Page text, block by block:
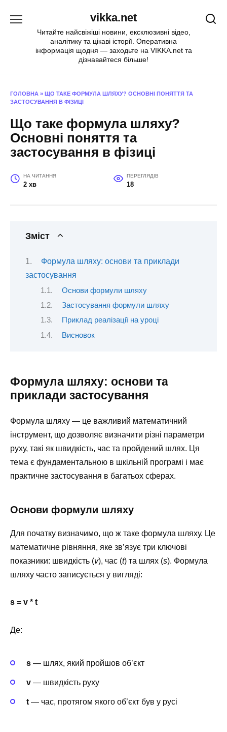
vikka.net
Читайте найсвіжіші новини, ексклюзивні відео,
аналітику та цікаві історії. Оперативна
інформація щодня — заходьте на VIKKA.net та
дізнавайтеся більше!
ГОЛОВНА » ЩО ТАКЕ ФОРМУЛА ШЛЯХУ? ОСНОВНІ ПОНЯТТЯ ТА
ЗАСТОСУВАННЯ В ФІЗИЦІ
Що таке формула шляху?
Основні поняття та
застосування в фізиці
НА ЧИТАННЯ
2 хв
ПЕРЕГЛЯДІВ
18
Зміст
Формула шляху: основи та приклади
застосування
Основи формули шляху
Застосування формули шляху
Приклад реалізації на уроці
Висновок
Формула шляху: основи та
приклади застосування
Формула шляху — це важливий математичний
інструмент, що дозволяє визначити різні параметри
руху, такі як швидкість, час та пройдений шлях. Ця
тема є фундаментальною в шкільній програмі і має
практичне застосування в багатьох сферах.
Основи формули шляху
Для початку визначимо, що ж таке формула шляху. Це
математичне рівняння, яке зв’язує три ключові
показники: швидкість (v), час (t) та шлях (s). Формула
шляху часто записується у вигляді:
s = v * t
Де:
s — шлях, який пройшов об’єкт
v — швидкість руху
t — час, протягом якого об’єкт був у русі